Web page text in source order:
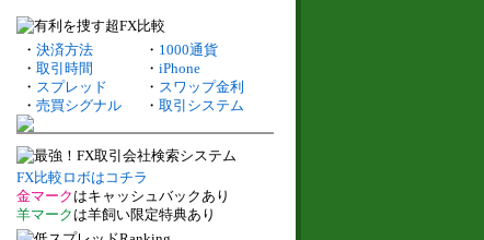
・ 決済方法 ・ 1000通貨
・ 取引時間 ・ iPhone
・ スプレッド ・ スワップ金利
・ 売買シグナル ・ 取引システム
FX比較ロボはコチラ
金マーク はキャッシュバックあり
羊マーク は羊飼い限定特典あり